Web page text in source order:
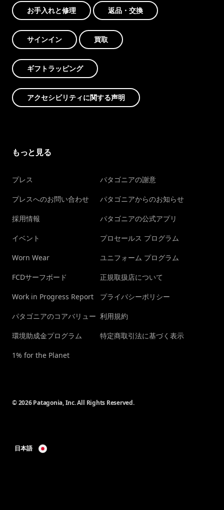
お手入れと修理 返品・交換
サインイン 買取
ギフトラッピング
アクセシビリティに関する声明
もっと見る
プレス
プレスへのお問い合わせ
採用情報
イベント
Worn Wear
FCDサーフボード
Work in Progress Report
パタゴニアのコアバリュー
環境助成金プログラム
1% for the Planet
パタゴニアの謝意
パタゴニアからのお知らせ
パタゴニアの公式アプリ
プロセールス プログラム
ユニフォーム プログラム
正規取扱店について
プライバシーポリシー
利用規約
特定商取引法に基づく表示
© 2026 Patagonia, Inc. All Rights Reserved.
日本語